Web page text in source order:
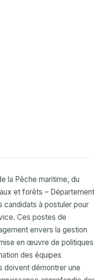
la Pêche maritime, du
et forêts – Département
candidats à postuler pour
Ces postes de
envers la gestion
en œuvre de politiques
des équipes
doivent démontrer une